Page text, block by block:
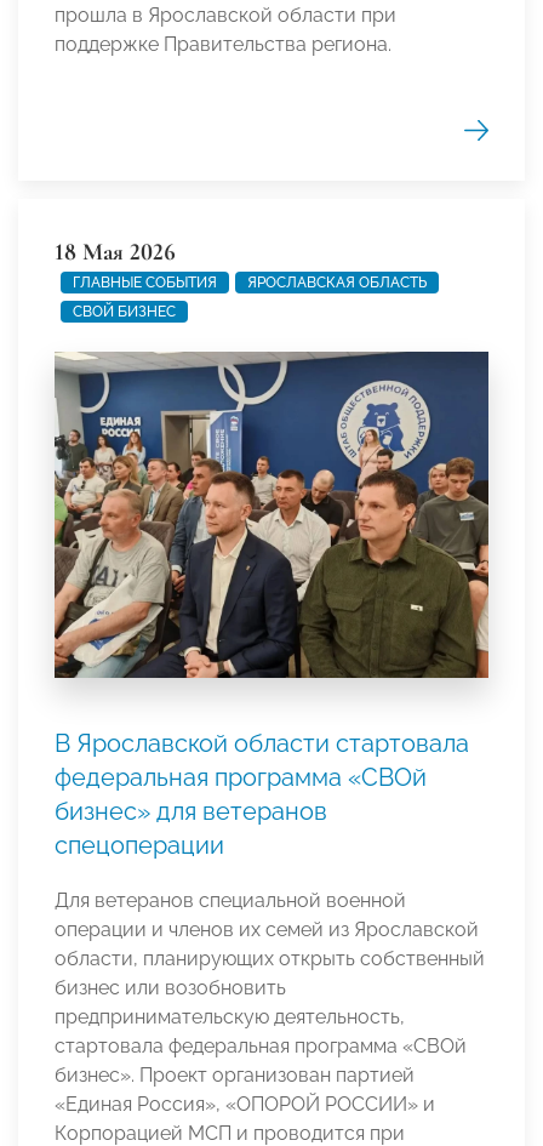
прошла в Ярославской области при
поддержке Правительства региона.
18 Мая 2026
ГЛАВНЫЕ СОБЫТИЯ
ЯРОСЛАВСКАЯ ОБЛАСТЬ
СВОЙ БИЗНЕС
В Ярославской области стартовала
федеральная программа «СВОй
бизнес» для ветеранов
спецоперации
Для ветеранов специальной военной
операции и членов их семей из Ярославской
области, планирующих открыть собственный
бизнес или возобновить
предпринимательскую деятельность,
стартовала федеральная программа «СВОй
бизнес». Проект организован партией
«Единая Россия», «ОПОРОЙ РОССИИ» и
Корпорацией МСП и проводится при